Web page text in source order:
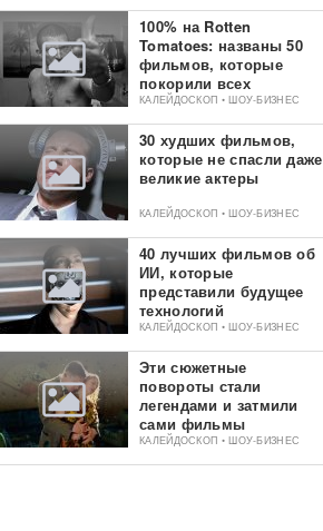
100% на Rotten
Tomatoes: названы 50
фильмов, которые
покорили всех
критиков
КАЛЕЙДОСКОП • ШОУ-БИЗНЕС
30 худших фильмов,
которые не спасли даже
великие актеры
КАЛЕЙДОСКОП • ШОУ-БИЗНЕС
40 лучших фильмов об
ИИ, которые
представили будущее
технологий
КАЛЕЙДОСКОП • ШОУ-БИЗНЕС
Эти сюжетные
повороты стали
легендами и затмили
сами фильмы
КАЛЕЙДОСКОП • ШОУ-БИЗНЕС